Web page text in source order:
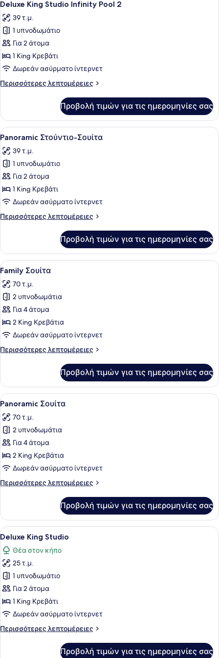
όλων
των
φωτογραφιών
για
Deluxe
King
Studio
Infinity
14
Deluxe King Studio Infinity Pool 2
39 τ.μ.
1 υπνοδωμάτιο
Για 2 άτομα
1 King Κρεβάτι
Δωρεάν ασύρματο ίντερνετ
Περισσότερες λεπτομέρειες
Περισσότερες
King
Studio
Infinity
2
Προβολή τιμών για τις ημερομηνίες σας
Προβολή
όλων
των
φωτογραφιών
για
Panoramic
Στούντιο-
Σουίτα
Ένα ξύλινο μπαλκόνι με μια
13
Panoramic Στούντιο-Σουίτα
39 τ.μ.
1 υπνοδωμάτιο
Για 2 άτομα
1 King Κρεβάτι
Δωρεάν ασύρματο ίντερνετ
Περισσότερες λεπτομέρειες
Περισσότερες
Στούντιο-
Σουίτα
Προβολή τιμών για τις ημερομηνίες σας
Προβολή
όλων
των
φωτογραφιών
για
Family
Σουίτα
Ένα σύγχρονο υπνοδωμάτιο με
17
Family Σουίτα
70 τ.μ.
2 υπνοδωμάτια
Για 4 άτομα
2 King Κρεβάτια
Δωρεάν ασύρματο ίντερνετ
Περισσότερες λεπτομέρειες
Περισσότερες
Σουίτα
Προβολή τιμών για τις ημερομηνίες σας
Προβολή
όλων
των
φωτογραφιών
για
Panoramic
Σουίτα
Μια πισίνα με θέα σε μια
20
Panoramic Σουίτα
70 τ.μ.
2 υπνοδωμάτια
Για 4 άτομα
2 King Κρεβάτια
Δωρεάν ασύρματο ίντερνετ
Περισσότερες λεπτομέρειες
Περισσότερες
Σουίτα
Προβολή τιμών για τις ημερομηνίες σας
Προβολή
όλων
των
φωτογραφιών
για
Deluxe
King
Studio
Ένα υπνοδωμάτιο με ένα
14
Deluxe King Studio
Θέα στον κήπο
25 τ.μ.
1 υπνοδωμάτιο
Για 2 άτομα
1 King Κρεβάτι
Δωρεάν ασύρματο ίντερνετ
Περισσότερες λεπτομέρειες
Περισσότερες
Προβολή τιμών για τις ημερομηνίες σας